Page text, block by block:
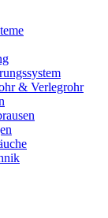
& Verlegrohr